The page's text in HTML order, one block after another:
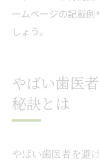
ームページの記載
しょう。
やばい歯医
秘訣とは
やばい歯医者を避